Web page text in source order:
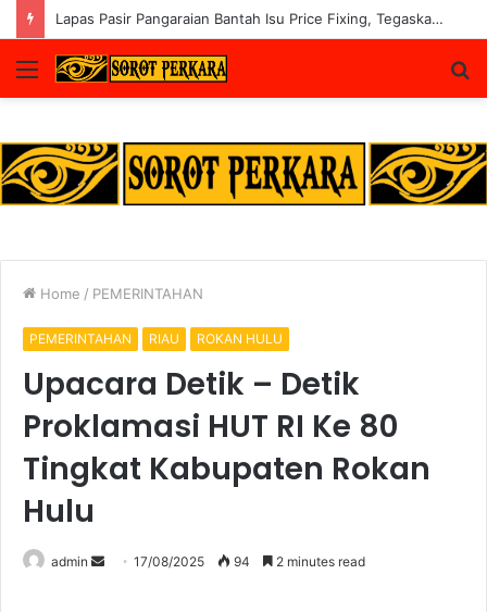
Ikuti Arahan JAM PIDSUS, Kejari Rokan Hulu Tegaskan Komitmen Tegakkan Hukum Secara Akuntabel
Menu
Home / PEMERINTAHAN
PEMERINTAHAN RIAU ROKAN HULU
Upacara Detik – Detik
Proklamasi HUT RI Ke 80
Tingkat Kabupaten Rokan
Hulu
admin
Send17/08/2025 94 2 minutes read